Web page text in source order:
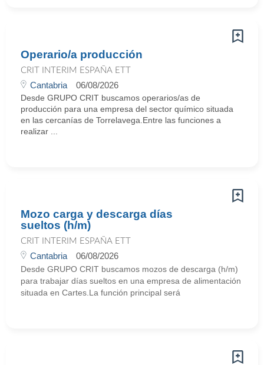
Operario/a producción
CRIT INTERIM ESPAÑA ETT
Cantabria 06/08/2026
Desde GRUPO CRIT buscamos operarios/as de
producción para una empresa del sector químico situada
en las cercanías de Torrelavega.Entre las funciones a
realizar ...
Mozo carga y descarga días
sueltos (h/m)
CRIT INTERIM ESPAÑA ETT
Cantabria 06/08/2026
Desde GRUPO CRIT buscamos mozos de descarga (h/m)
para trabajar días sueltos en una empresa de alimentación
situada en Cartes.La función principal será